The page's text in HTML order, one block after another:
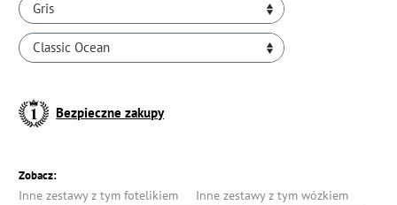
Gris
Classic Ocean
Bezpieczne zakupy
Zobacz:
Inne zestawy z tym fotelikiem Inne zestawy z tym wózkiem